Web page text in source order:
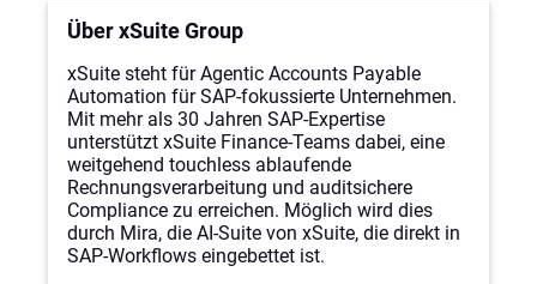
Über xSuite Group
xSuite steht für Agentic Accounts Payable
Automation für SAP-fokussierte Unternehmen.
Mit mehr als 30 Jahren SAP-Expertise
unterstützt xSuite Finance-Teams dabei, eine
weitgehend touchless ablaufende
Rechnungsverarbeitung und auditsichere
Compliance zu erreichen. Möglich wird dies
durch Mira, die AI-Suite von xSuite, die direkt in
SAP-Workflows eingebettet ist.